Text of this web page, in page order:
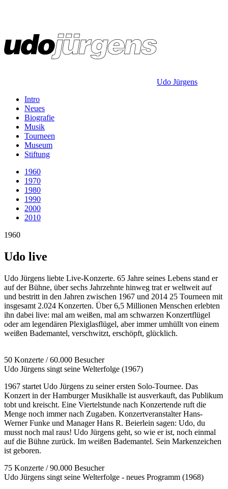
Udo Jürgens
Intro
Neues
Biografie
Musik
Tourneen
Museum
Stiftung
1960
1970
1980
1990
2000
2010
1960
Udo live
Udo Jürgens liebte Live-Konzerte. 65 Jahre seines Lebens stand er
auf der Bühne, über sechs Jahrzehnte hinweg trat er weltweit auf
und bestritt in den Jahren zwischen 1967 und 2014 25 Tourneen mit
insgesamt 2.024 Konzerten. Über 6,5 Millionen Menschen erlebten
ihn dabei live: mal am weißen, mal am schwarzen Konzertflügel
oder am legendären Plexiglasflügel, aber immer umhüllt von einem
weißen Bademantel, verschwitzt, erschöpft, glücklich.
50 Konzerte / 60.000 Besucher
Udo Jürgens singt seine Welterfolge (1967)
1967 startet Udo Jürgens zu seiner ersten Solo-Tournee. Das
Konzert in der Hamburger Musikhalle ist ausverkauft, das Publikum
tobt und kreischt. Eine Viertelstunde nach Konzertende ruft die
Menge noch immer nach Zugaben. Konzertveranstalter Hans-
Werner Funke und Manager Hans R. Beierlein sagen: Udo, du
musst noch mal raus! Udo Jürgens geht, so wie er ist, noch einmal
auf die Bühne zurück. Im weißen Bademantel. Sein Markenzeichen
ist geboren.
75 Konzerte / 90.000 Besucher
Udo Jürgens singt seine Welterfolge - neues Programm (1968)